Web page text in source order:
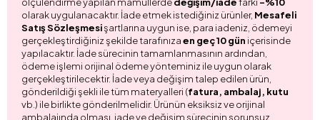
olarak uygulanacaktır. İade etmek istediğiniz ürünler, Mesafeli
Satış Sözleşmesişartlarına uygun ise, para iadeniz, ödemeyi
gerçekleştirdiğiniz şekilde tarafınızaen geç 10 gün içerisinde
yapılacaktır. İade sürecinin tamamlanmasının ardından,
ödeme işlemi orijinal ödeme yönteminiz ile uygun olarak
gerçekleştirilecektir. İade veya değişim talep edilen ürün,
gönderildiği şekli ile tüm materyalleri (fatura, ambalaj, kutu
vb.) ile birlikte gönderilmelidir. Ürünün eksiksiz ve orijinal
ambalajında olması, iade ve değişim sürecinin sorunsuz